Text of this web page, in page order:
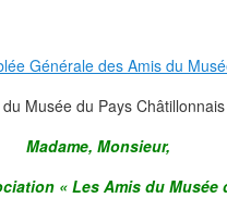
Musée du Pays
Madame, Monsieur,
« Les Amis du